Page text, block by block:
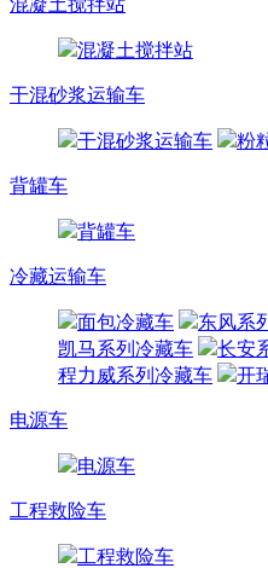
混凝土搅拌站
干混砂浆运输车
干混砂浆运输车 粉
背罐车
背罐车
冷藏运输车
面包冷藏车 东风系
凯马系列冷藏车
长安
程力威系列冷藏车
开
电源车
电源车
工程救险车
工程救险车